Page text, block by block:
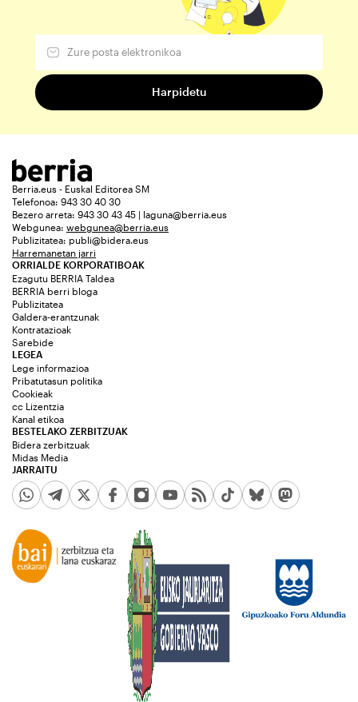
Berria.eus - Euskal Editorea SM
Telefonoa: 943 30 40 30
Bezero arreta: 943 30 43 45 | laguna@berria.eus
Webgunea: webgunea@berria.eus
Publizitatea: publi@bidera.eus
Harremanetan jarri
ORRIALDE KORPORATIBOAK
Ezagutu BERRIA Taldea
BERRIA berri bloga
Publizitatea
Galdera-erantzunak
Kontratazioak
Sarebide
JARRAITU
LEGEA
Lege informazioa
Pribatutasun politika
Cookieak
cc Lizentzia
Kanal etikoa
BESTELAKO ZERBITZUAK
Bidera zerbitzuak
Midas Media